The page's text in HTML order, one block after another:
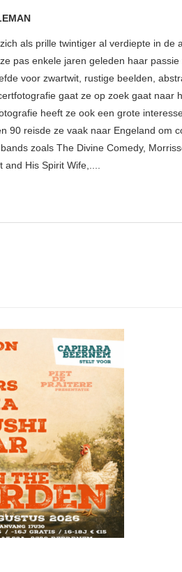
als prille twintiger al verdiepte in de
pas enkele jaren geleden haar
voor zwartwit, rustige beelden,
gaat ze op zoek gaat naar
heeft ze ook een grote
90 reisde ze vaak naar Engeland om
zoals The Divine Comedy,
and His Spirit Wife,....